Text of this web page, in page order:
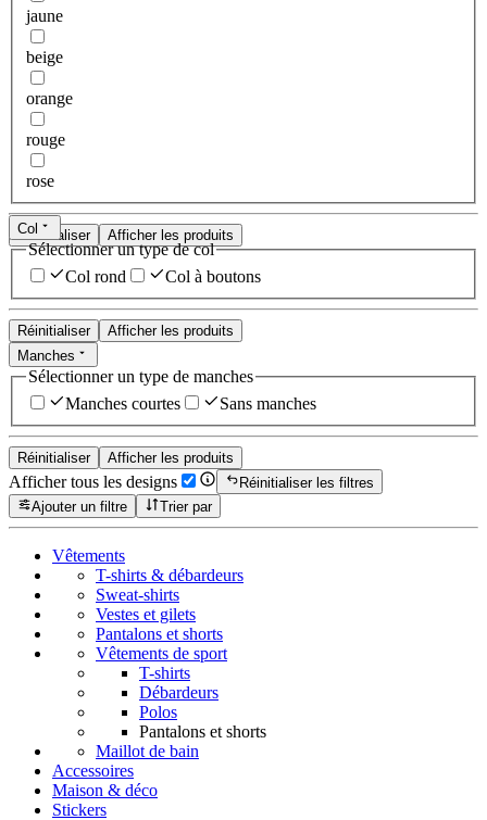
jaune
beige
orange
rouge
rose
Réinitialiser Afficher les produits
Col
Sélectionner un type de col
Col rond
Col à boutons
Réinitialiser
Afficher les produits
Manches
Sélectionner un type de manches
Manches courtes
Sans manches
Réinitialiser Afficher les produits
Afficher tous les designs
Réinitialiser les filtres
Ajouter un filtre
Trier par
Vêtements
T-shirts & débardeurs
Sweat-shirts
Vestes et gilets
Pantalons et shorts
Vêtements de sport
T-shirts
Débardeurs
Polos
Pantalons et shorts
Maillot de bain
Accessoires
Maison & déco
Stickers